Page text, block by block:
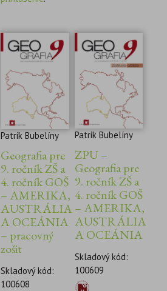
Patrik Bubelíny
Geografia pre
9. ročník ZŠ a
4. ročník GOŠ
– AMERIKA,
AUSTRÁLIA
A OCEÁNIA
– pracovný
zošit
Skladový kód:
100608
Patrik Bubelíny
ZPU –
Geografia pre
9. ročník ZŠ a
4. ročník GOŠ
– AMERIKA,
AUSTRÁLIA
A OCEÁNIA
Skladový kód:
100609